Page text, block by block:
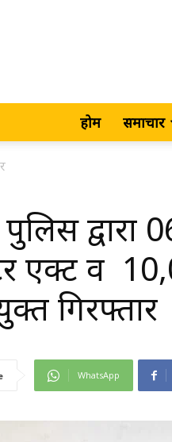
होम समाचार
द्वारा
एक्ट व ₹
गिरफ्तार
WhatsApp